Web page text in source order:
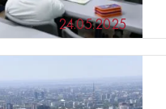
24.05.2025